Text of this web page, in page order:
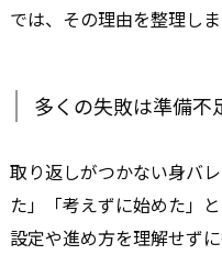
では、その理由を整理しま
多くの失敗は準備不
取り返しがつかない身バ
た」「考えずに始めた」
設定や進め方を理解せず